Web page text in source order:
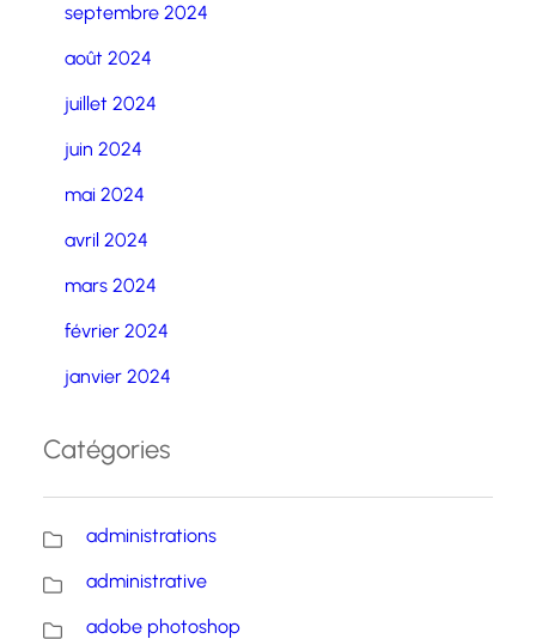
septembre 2024
août 2024
juillet 2024
juin 2024
mai 2024
avril 2024
mars 2024
février 2024
janvier 2024
Catégories
administrations
administrative
adobe photoshop